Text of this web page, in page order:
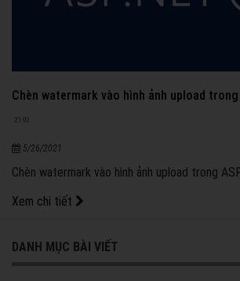
Chèn watermark vào hình ảnh upload trong
2192
5/26/2021
Chèn watermark vào hình ảnh upload trong
Xem chi tiết
DANH MỤC BÀI VIẾT